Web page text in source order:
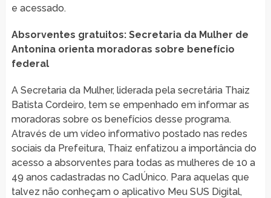
e acessado.
Absorventes gratuitos: Secretaria da Mulher de
Antonina orienta moradoras sobre benefício
federal
A Secretaria da Mulher, liderada pela secretária Thaiz
Batista Cordeiro, tem se empenhado em informar as
moradoras sobre os benefícios desse programa.
Através de um vídeo informativo postado nas redes
sociais da Prefeitura, Thaiz enfatizou a importância do
acesso a absorventes para todas as mulheres de 10 a
49 anos cadastradas no CadÚnico. Para aquelas que
talvez não conheçam o aplicativo Meu SUS Digital,